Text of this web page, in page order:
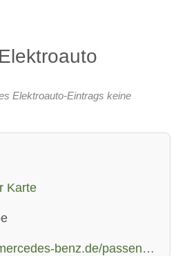
Elektroauto-Eintrags keine
Karte
passengercars/mercedes-benz-cars/models/eqv/explore.html